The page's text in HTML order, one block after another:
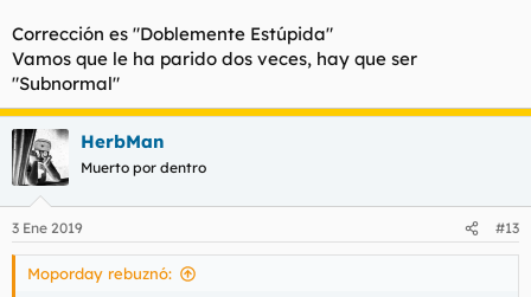
Corrección es "Doblemente Estúpida"
Vamos que le ha parido dos veces, hay que ser
"Subnormal"
HerbMan
Muerto por dentro
3 Ene 2019 #13
Moporday rebuznó: